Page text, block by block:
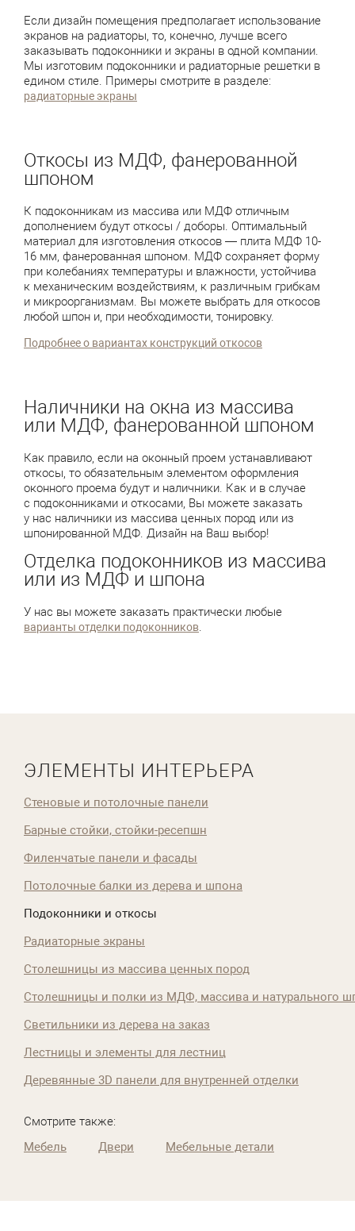
Если дизайн помещения предполагает использование
экранов на радиаторы, то, конечно, лучше всего
заказывать подоконники и экраны в одной компании.
Мы изготовим подоконники и радиаторные решетки в
едином стиле. Примеры смотрите в разделе:
радиаторные экраны
Откосы из МДФ, фанерованной
шпоном
К подоконникам из массива или МДФ отличным
дополнением будут откосы / доборы. Оптимальный
материал для изготовления откосов — плита МДФ 10-
16 мм, фанерованная шпоном. МДФ сохраняет форму
при колебаниях температуры и влажности, устойчива
к механическим воздействиям, к различным грибкам
и микроорганизмам. Вы можете выбрать для откосов
любой шпон и, при необходимости, тонировку.
Подробнее о вариантах конструкций откосов
Наличники на окна из массива
или МДФ, фанерованной шпоном
Как правило, если на оконный проем устанавливают
откосы, то обязательным элементом оформления
оконного проема будут и наличники. Как и в случае
с подоконниками и откосами, Вы можете заказать
у нас наличники из массива ценных пород или из
шпонированной МДФ. Дизайн на Ваш выбор!
Отделка подоконников из массива
или из МДФ и шпона
У нас вы можете заказать практически любые
варианты отделки подоконников.
ЭЛЕМЕНТЫ ИНТЕРЬЕРА
Стеновые и потолочные панели
Барные стойки, стойки-ресепшн
Филенчатые панели и фасады
Потолочные балки из дерева и шпона
Подоконники и откосы
Радиаторные экраны
Столешницы из массива ценных пород
Столешницы и полки из МДФ, массива и натурального
Светильники из дерева на заказ
Лестницы и элементы для лестниц
Деревянные 3D панели для внутренней отделки
Смотрите также:
Мебель
Двери Мебельные детали